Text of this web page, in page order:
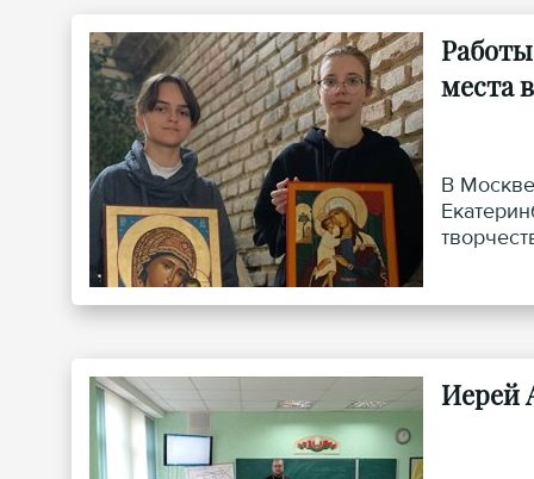
места
В
Иерей